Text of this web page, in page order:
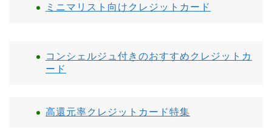
ミニマリスト向けクレジットカード
コンシェルジュ付きのおすすめクレジットカ
ード
高還元率クレジットカード特集